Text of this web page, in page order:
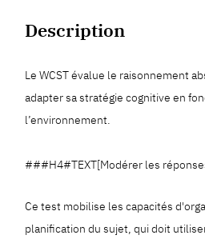
Description
Le WCST évalue le raisonnement
adapter sa stratégie cognitive en
l’environnement.
###H4#TEXT[Modérer les
Ce test mobilise les capacités
planification du sujet, qui doit